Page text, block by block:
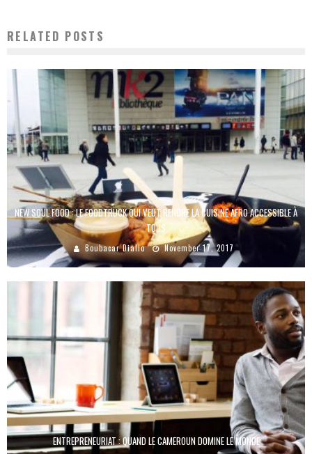
RELATED POSTS
NEW SOUL FOOD : LE FOODTRUCK QUI VEUT RENDRE LA CUISINE AFRO ACCESSIBLE À
TOUS
Boubacar Diallo November 17, 2017
ENTREPRENEURIAT : QUAND LE CAMEROUN DOMINE LE MONDE